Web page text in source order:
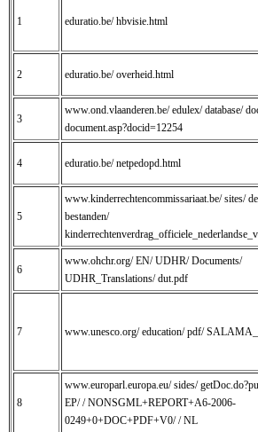
1 eduratio.be/ hbvisie.html
2 eduratio.be/ overheid.html
3
www.ond.vlaanderen.be/ edulex/ database/
document.asp?docid=12254
4 eduratio.be/ netpedopd.html
5
www.kinderrechtencommissariaat.be/ sites/
bestanden/
6
www.ohchr.org/ EN/ UDHR/ Documents/
UDHR_Translations/ dut.pdf
7 www.unesco.org/ education/ pdf/
8
www.europarl.europa.eu/ sides/
EP/ / NONSGML+REPORT+A6-2006-
0249+0+DOC+PDF+V0/ / NL